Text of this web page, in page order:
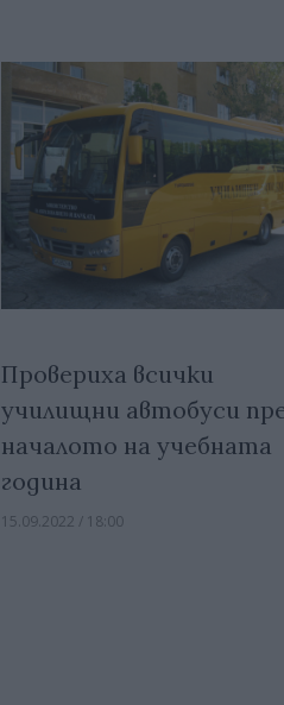
Провериха всички
училищни автобуси
началото на учебната
година
15.09.2022 / 18:00